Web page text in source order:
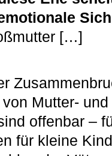
[…]
Mutter-
offenbar –
für kleine